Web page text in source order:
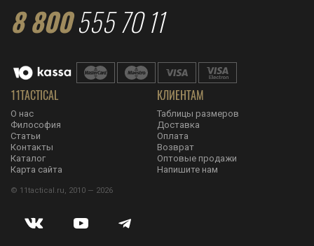
8 800555 70 11
11TACTICAL
О нас
Философия
Статьи
Контакты
Каталог
Карта сайта
КЛИЕНТАМ
Таблицы размеров
Доставка
Оплата
Возврат
Оптовые продажи
Напишите нам
© 11tactical.ru, 2010 — 2026